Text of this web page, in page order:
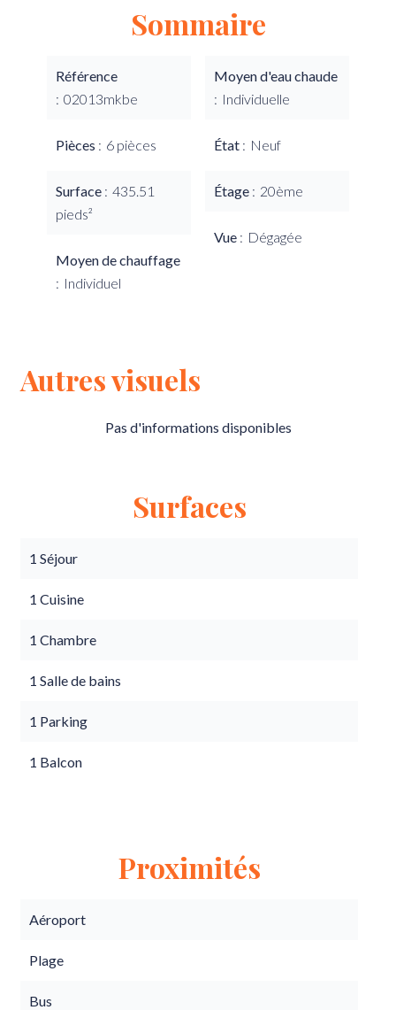
Sommaire
Référence
02013mkbe
Pièces 6 pièces
Surface
435.51
pieds²
Moyen de chauffage
Individuel
Moyen d'eau chaude
Individuelle
État Neuf
Étage 20ème
Vue Dégagée
Autres visuels
Pas d'informations disponibles
Surfaces
1 Séjour
1 Cuisine
1 Chambre
1 Salle de bains
1 Parking
1 Balcon
Proximités
Aéroport
Plage
Bus